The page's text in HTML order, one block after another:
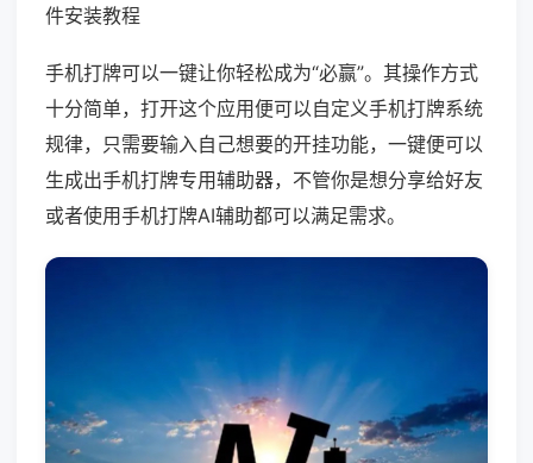
件安装教程
手机打牌可以一键让你轻松成为“必赢”。其操作方式
十分简单，打开这个应用便可以自定义手机打牌系统
规律，只需要输入自己想要的开挂功能，一键便可以
生成出手机打牌专用辅助器，不管你是想分享给好友
或者使用手机打牌AI辅助都可以满足需求。